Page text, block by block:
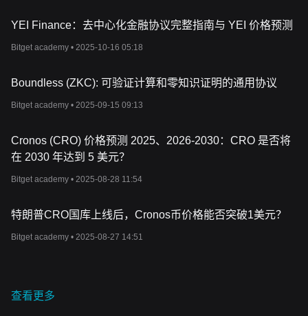
YEI Finance：去中心化金融协议完整指南与 YEI 价格预测
Bitget academy • 2025-10-16 05:18
Boundless (ZKC): 可验证计算和零知识证明的通用协议
Bitget academy • 2025-09-15 09:13
Cronos (CRO) 价格预测 2025、2026-2030：CRO 是否将
在 2030 年达到 5 美元？
Bitget academy • 2025-08-28 11:54
特朗普CRO国库上线后，Cronos币价格能否突破1美元？
Bitget academy • 2025-08-27 14:51
查看更多